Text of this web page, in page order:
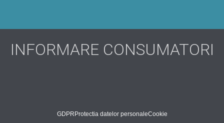
INFORMARE CONSUMATORI
GDPR Protectia datelor personaleCookie